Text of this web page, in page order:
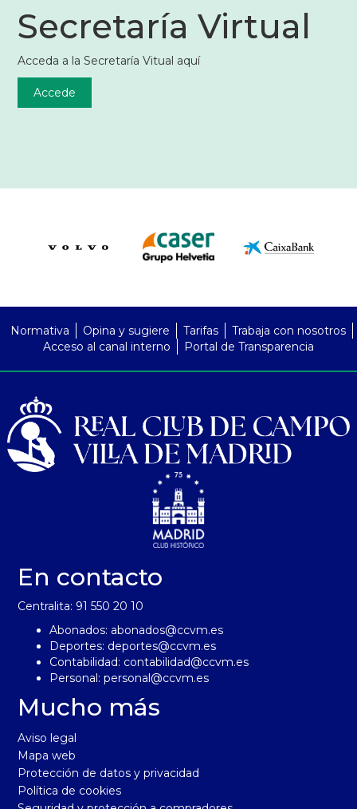
Secretaría Virtual
Acceda a la Secretaría Vitual aquí
Accede
Normativa
Opina y sugiere Tarifas
Trabaja con nosotros
Acceso al canal interno
Portal de Transparencia
En contacto
Centralita: 91 550 20 10
Abonados: abonados@ccvm.es
Deportes: deportes@ccvm.es
Contabilidad: contabilidad@ccvm.es
Personal:personal@ccvm.es
Mucho más
Aviso legal
Mapa web
Protección de datos y privacidad
Política de cookies